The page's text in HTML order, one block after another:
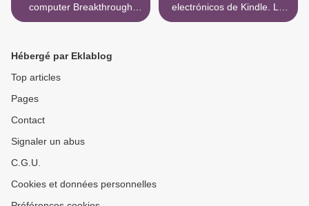
computer Breakthrough
Prayer: Where God Always
electrónicos de Kindle. LA
MUERTE EN VENECIA &
Hébergé par Eklablog
Top articles
Pages
Contact
Signaler un abus
C.G.U.
Cookies et données personnelles